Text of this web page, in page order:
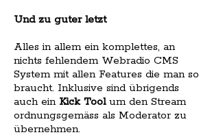
Und zu guter letzt
Alles in allem ein komplettes, an
nichts fehlendem Webradio CMS
System mit allen Features die man so
braucht. Inklusive sind übrigends
auch ein Kick Toolum den Stream
ordnungsgemäss als Moderator zu
übernehmen.